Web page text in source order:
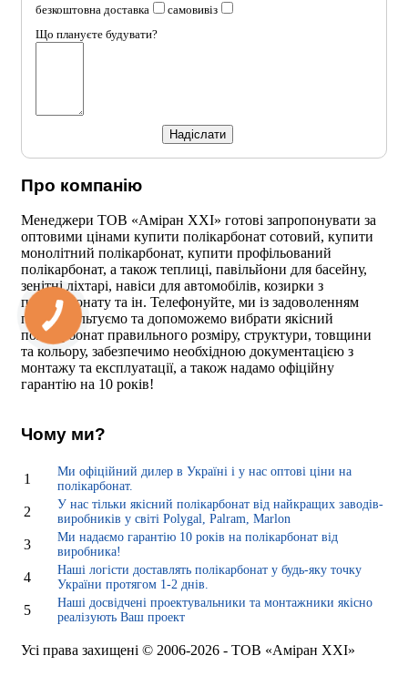
безкоштовна доставка
самовивіз
Що плануєте будувати?
Про компанію
Менеджери ТОВ «Аміран XXI» готові запропонувати за
оптовими цінами купити полікарбонат сотовий, купити
монолітний полікарбонат, купити профільований
полікарбонат, а також теплиці, павільйони для басейну,
зенітні ліхтарі, навіси для автомобілів, козирки з
полікарбонату та ін. Телефонуйте, ми із задоволенням
проконсультуємо та допоможемо вибрати якісний
полікарбонат правильного розміру, структури, товщини
та кольору, забезпечимо необхідною документацією з
монтажу та експлуатації, а також надамо офіційну
гарантію на 10 років!
Чому ми?
1
Ми офіційний дилер в Україні і у нас оптові ціни на
полікарбонат.
2
У нас тільки якісний полікарбонат від найкращих заводів-
виробників у світі Polygal, Palram, Marlon
3
Ми надаємо гарантію 10 років на полікарбонат від
виробника!
4
Наші логісти доставлять полікарбонат у будь-яку точку
України протягом 1-2 днів.
5
Наші досвідчені проектувальники та монтажники якісно
реалізують Ваш проект
Усі права захищені © 2006-2026 - ТОВ «Аміран XXI»